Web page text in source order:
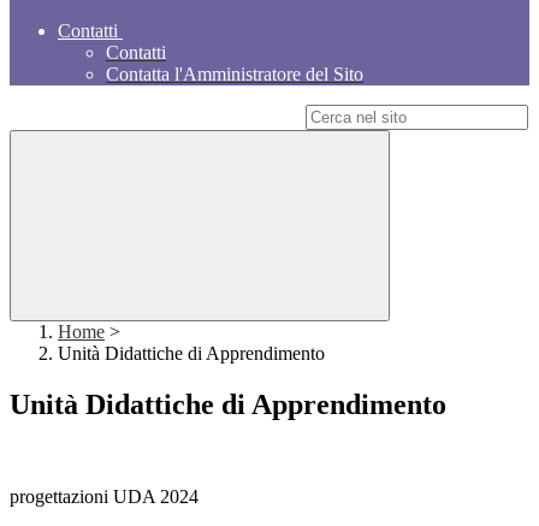
Contatti
Contatti
Contatta l'Amministratore del Sito
Home >
Unità Didattiche di Apprendimento
Unità Didattiche di Apprendimento
progettazioni UDA 2024